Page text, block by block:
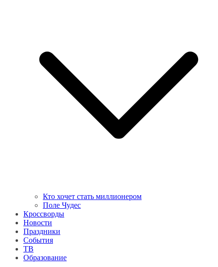
Кто хочет стать миллионером
Поле Чудес
Кроссворды
Новости
Праздники
События
ТВ
Образование